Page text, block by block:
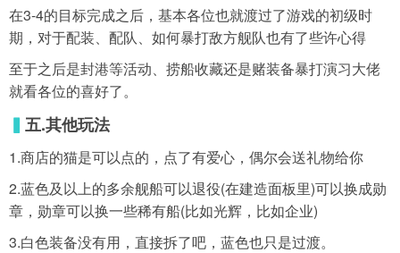
在3-4的目标完成之后，基本各位也就渡过了游戏的初级时
期，对于配装、配队、如何暴打敌方舰队也有了些许心得
至于之后是封港等活动、捞船收藏还是赌装备暴打演习大佬
就看各位的喜好了。
▍五.其他玩法
1.商店的猫是可以点的，点了有爱心，偶尔会送礼物给你
2.蓝色及以上的多余舰船可以退役(在建造面板里)可以换成勋
章，勋章可以换一些稀有船(比如光辉，比如企业)
3.白色装备没有用，直接拆了吧，蓝色也只是过渡。